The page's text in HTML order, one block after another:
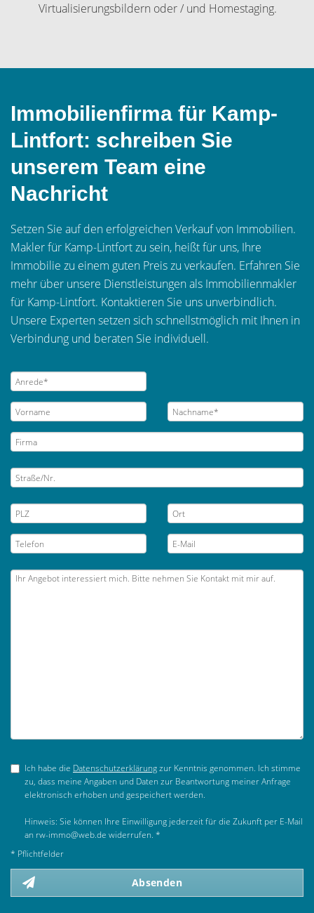
Virtualisierungsbildern oder / und Homestaging.
Immobilienfirma für Kamp-
Lintfort: schreiben Sie
unserem Team eine
Nachricht
Setzen Sie auf den erfolgreichen Verkauf von Immobilien.
Makler für Kamp-Lintfort zu sein, heißt für uns, Ihre
Immobilie zu einem guten Preis zu verkaufen. Erfahren Sie
mehr über unsere Dienstleistungen als Immobilienmakler
für Kamp-Lintfort. Kontaktieren Sie uns unverbindlich.
Unsere Experten setzen sich schnellstmöglich mit Ihnen in
Verbindung und beraten Sie individuell.
Ich habe die Datenschutzerklärungzur Kenntnis genommen. Ich stimme
zu, dass meine Angaben und Daten zur Beantwortung meiner Anfrage
elektronisch erhoben und gespeichert werden.
Hinweis: Sie können Ihre Einwilligung jederzeit für die Zukunft per E-Mail
an rw-immo@web.de widerrufen. *
* Pflichtfelder
Absenden